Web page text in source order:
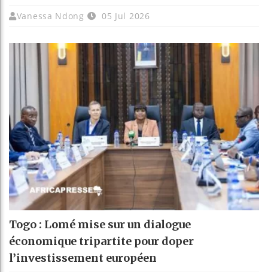
Vanessa Ndong 05 Jul 2026
Togo : Lomé mise sur un dialogue
économique tripartite pour doper
l’investissement européen